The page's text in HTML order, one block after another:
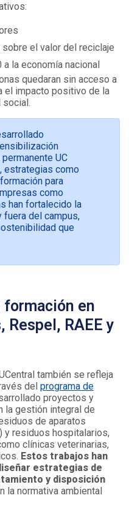
el valor del reciclaje
la economía nacional
quedaran sin acceso a
el impacto positivo de la
social.
UC
estrategias como
para
como
han fortalecido la
fuera del campus,
que
formación en
RAEE y
también se refleja
del programa de
proyectos y
la gestión integral de
de aparatos
y residuos hospitalarios,
clínicas veterinarias,
Estos trabajos han
estrategias de
y disposición
la normativa ambiental